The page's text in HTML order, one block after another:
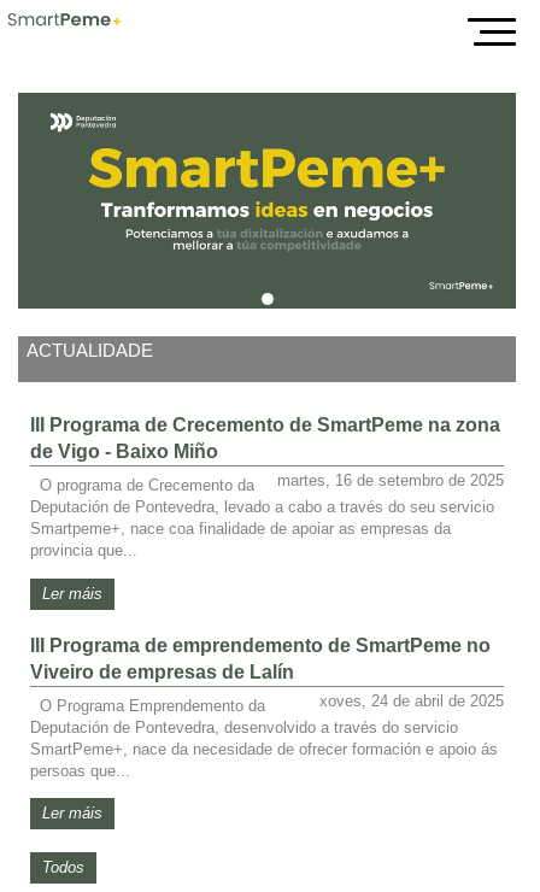
Inicio
ACTUALIDADE
III Programa de Crecemento de SmartPeme na zona
de Vigo - Baixo Miño
martes, 16 de setembro de 2025
O programa de Crecemento da
Deputación de Pontevedra, levado a cabo a través do seu servicio
Smartpeme+, nace coa finalidade de apoiar as empresas da
provincia que...
Ler máis
III Programa de emprendemento de SmartPeme no
Viveiro de empresas de Lalín
xoves, 24 de abril de 2025
O Programa Emprendemento da
Deputación de Pontevedra, desenvolvido a través do servicio
SmartPeme+, nace da necesidade de ofrecer formación e apoio ás
persoas que...
Ler máis
Todos